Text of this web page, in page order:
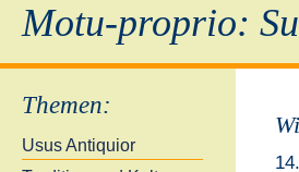
Motu-proprio:
Themen:
Usus Antiquior